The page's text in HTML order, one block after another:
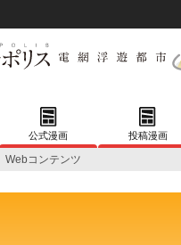
公式漫画 投稿漫画
Webコンテンツ